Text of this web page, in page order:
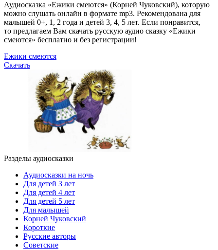
Аудиосказка «Ежики смеются» (Корней Чуковский), которую
можно слушать онлайн в формате mp3. Рекомендована для
малышей 0+, 1, 2 года и детей 3, 4, 5 лет. Если понравится,
то предлагаем Вам скачать русскую аудио сказку «Ежики
смеются» бесплатно и без регистрации!
Ежики смеются
Скачать
Разделы аудиосказки
Аудиосказки на ночь
Для детей 3 лет
Для детей 4 лет
Для детей 5 лет
Для малышей
Корней Чуковский
Короткие
Русские авторы
Советские